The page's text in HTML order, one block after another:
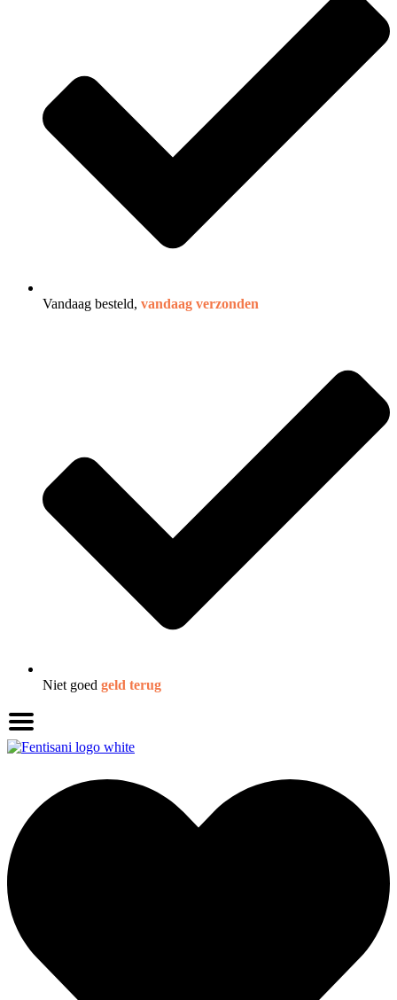
Vandaag besteld, vandaag verzonden
Niet goed geld terug